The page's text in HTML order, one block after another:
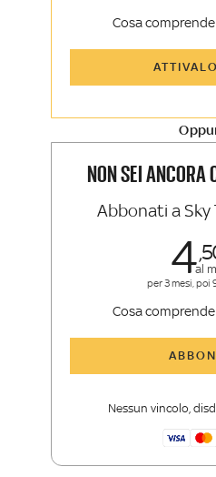
Cosa
Sky Sport Insider
La newsletter
NON SEI ANCORA
Abbonati a Sky
4al
per 3 mesi, poi
Cosa
Nessun vincolo,